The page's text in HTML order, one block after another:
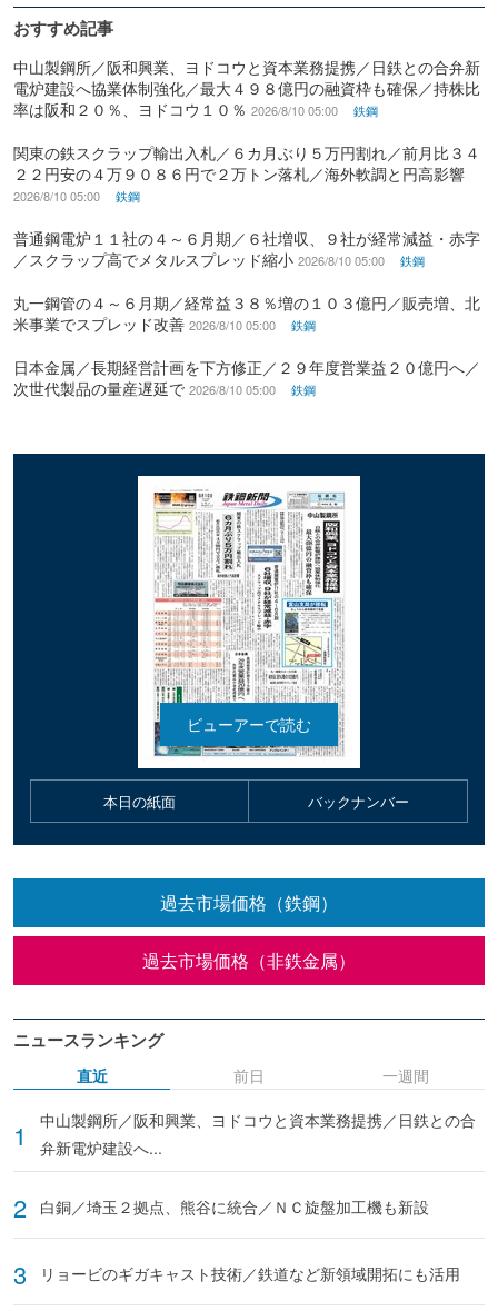
おすすめ記事
中山製鋼所／阪和興業、ヨドコウと資本業務提携／日鉄との合弁新
電炉建設へ協業体制強化／最大４９８億円の融資枠も確保／持株比
率は阪和２０％、ヨドコウ１０％ 2026/8/10 05:00 鉄鋼
関東の鉄スクラップ輸出入札／６カ月ぶり５万円割れ／前月比３４
２２円安の４万９０８６円で２万トン落札／海外軟調と円高影響
2026/8/10 05:00 鉄鋼
普通鋼電炉１１社の４～６月期／６社増収、９社が経常減益・赤字
／スクラップ高でメタルスプレッド縮小 2026/8/10 05:00 鉄鋼
丸一鋼管の４～６月期／経常益３８％増の１０３億円／販売増、北
米事業でスプレッド改善 2026/8/10 05:00 鉄鋼
日本金属／長期経営計画を下方修正／２９年度営業益２０億円へ／
次世代製品の量産遅延で 2026/8/10 05:00 鉄鋼
本日の紙面 バックナンバー
過去市場価格（鉄鋼）
過去市場価格（非鉄金属）
ニュースランキング
直近
中山製鋼所／阪和興業、ヨドコウと資本業務提携／日鉄との合
弁新電炉建設へ...
白銅／埼玉２拠点、熊谷に統合／ＮＣ旋盤加工機も新設
リョービのギガキャスト技術／鉄道など新領域開拓にも活用
前日 一週間